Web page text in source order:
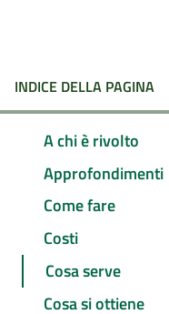
INDICE DELLA PAGINA
A chi è rivolto
Approfondimenti
Come fare
Costi
Cosa serve
Cosa si ottiene